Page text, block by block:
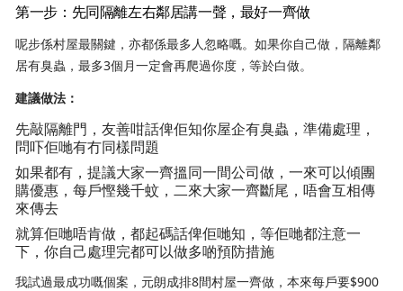
第一步：先同隔離左右鄰居講一聲，最好一齊做
呢步係村屋最關鍵，亦都係最多人忽略嘅。如果你自己做，隔離鄰
居有臭蟲，最多3個月一定會再爬過你度，等於白做。
建議做法：
先敲隔離門，友善咁話俾佢知你屋企有臭蟲，準備處理，
問吓佢哋有冇同樣問題
如果都有，提議大家一齊搵同一間公司做，一來可以傾團
購優惠，每戶慳幾千蚊，二來大家一齊斷尾，唔會互相傳
來傳去
就算佢哋唔肯做，都起碼話俾佢哋知，等佢哋都注意一
下，你自己處理完都可以做多啲預防措施
我試過最成功嘅個案，元朗成排8間村屋一齊做，本來每戶要$900